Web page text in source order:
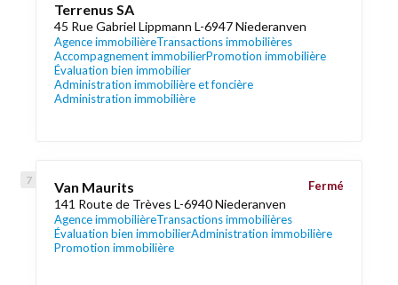
Terrenus SA
45 Rue Gabriel Lippmann L-6947 Niederanven
Agence immobilièreTransactions immobilières
Accompagnement immobilierPromotion immobilière
Évaluation bien immobilier
Administration immobilière et foncière
Administration immobilière
Van Maurits
141 Route de Trèves L-6940 Niederanven
Agence immobilièreTransactions immobilières
Évaluation bien immobilierAdministration immobilière
Promotion immobilière
Fermé